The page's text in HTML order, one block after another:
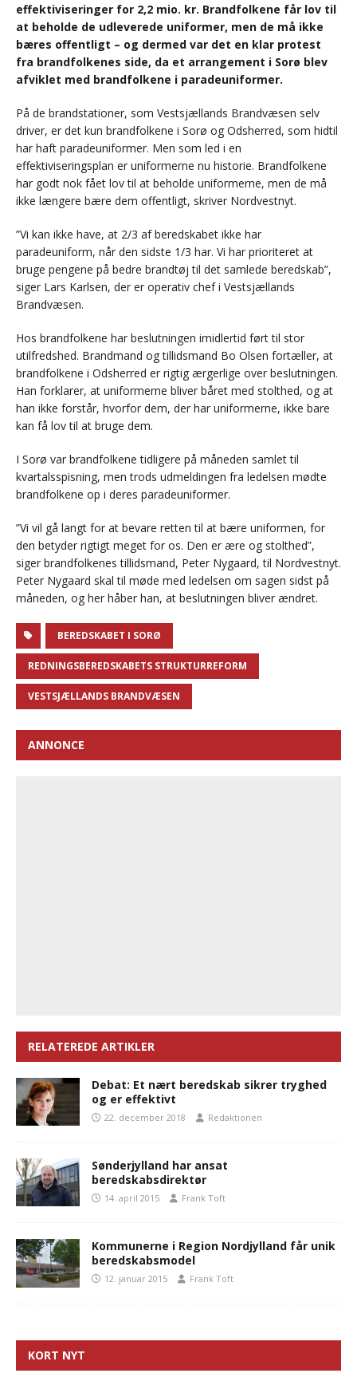
effektiviseringer for 2,2 mio. kr. Brandfolkene får lov til
at beholde de udleverede uniformer, men de må ikke
bæres offentligt – og dermed var det en klar protest
fra brandfolkenes side, da et arrangement i Sorø blev
afviklet med brandfolkene i paradeuniformer.
På de brandstationer, som Vestsjællands Brandvæsen selv
driver, er det kun brandfolkene i Sorø og Odsherred, som hidtil
har haft paradeuniformer. Men som led i en
effektiviseringsplan er uniformerne nu historie. Brandfolkene
har godt nok fået lov til at beholde uniformerne, men de må
ikke længere bære dem offentligt, skriver Nordvestnyt.
”Vi kan ikke have, at 2/3 af beredskabet ikke har
paradeuniform, når den sidste 1/3 har. Vi har prioriteret at
bruge pengene på bedre brandtøj til det samlede beredskab”,
siger Lars Karlsen, der er operativ chef i Vestsjællands
Brandvæsen.
Hos brandfolkene har beslutningen imidlertid ført til stor
utilfredshed. Brandmand og tillidsmand Bo Olsen fortæller, at
brandfolkene i Odsherred er rigtig ærgerlige over beslutningen.
Han forklarer, at uniformerne bliver båret med stolthed, og at
han ikke forstår, hvorfor dem, der har uniformerne, ikke bare
kan få lov til at bruge dem.
I Sorø var brandfolkene tidligere på måneden samlet til
kvartalsspisning, men trods udmeldingen fra ledelsen mødte
brandfolkene op i deres paradeuniformer.
”Vi vil gå langt for at bevare retten til at bære uniformen, for
den betyder rigtigt meget for os. Den er ære og stolthed”,
siger brandfolkenes tillidsmand, Peter Nygaard, til Nordvestnyt.
Peter Nygaard skal til møde med ledelsen om sagen sidst på
måneden, og her håber han, at beslutningen bliver ændret.
BEREDSKABET I SORØ
REDNINGSBEREDSKABETS STRUKTURREFORM
VESTSJÆLLANDS BRANDVÆSEN
ANNONCE
RELATEREDE ARTIKLER
Debat: Et nært beredskab sikrer tryghed
og er effektivt
22. december 2018 Redaktionen
Sønderjylland har ansat
beredskabsdirektør
14. april 2015 Frank Toft
Kommunerne i Region Nordjylland får unik
beredskabsmodel
12. januar 2015 Frank Toft
KORT NYT